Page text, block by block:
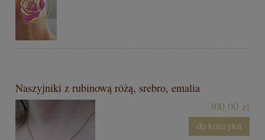
Naszyjniki z rubinową różą, srebro, emalia
300,00 zł
do koszyka